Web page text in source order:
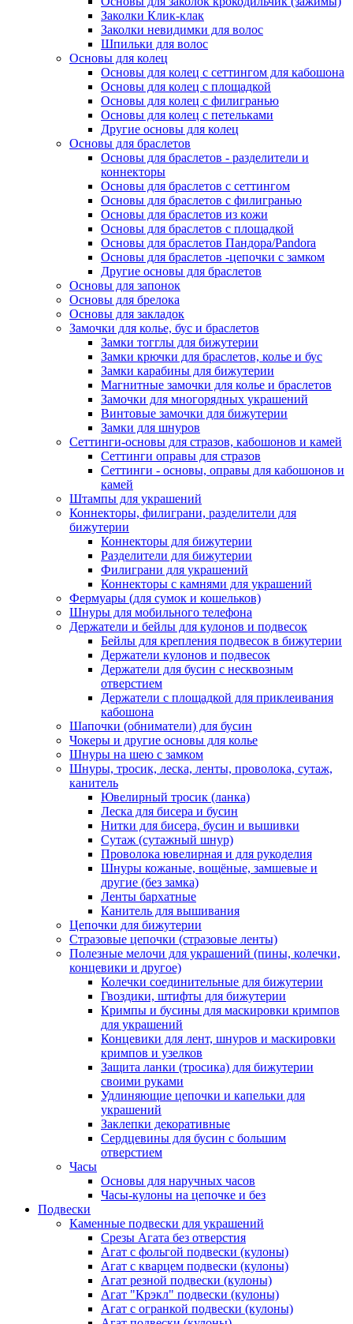
Заколки Клик-клак
Заколки невидимки для волос
Шпильки для волос
Основы для колец
Основы для колец с сеттингом для кабошона
Основы для колец с площадкой
Основы для колец с филигранью
Основы для колец с петельками
Другие основы для колец
Основы для браслетов
Основы для браслетов - разделители и
коннекторы
Основы для браслетов с сеттингом
Основы для браслетов с филигранью
Основы для браслетов из кожи
Основы для браслетов с площадкой
Основы для браслетов Пандора/Pandora
Основы для браслетов -цепочки с замком
Другие основы для браслетов
Основы для запонок
Основы для брелока
Основы для закладок
Замочки для колье, бус и браслетов
Замки тогглы для бижутерии
Замки крючки для браслетов, колье и бус
Замки карабины для бижутерии
Магнитные замочки для колье и браслетов
Замочки для многорядных украшений
Винтовые замочки для бижутерии
Замки для шнуров
Сеттинги-основы для стразов, кабошонов и камей
Сеттинги оправы для стразов
Сеттинги - основы, оправы для кабошонов и
камей
Штампы для украшений
Коннекторы, филиграни, разделители для
бижутерии
Коннекторы для бижутерии
Разделители для бижутерии
Филиграни для украшений
Коннекторы с камнями для украшений
Фермуары (для сумок и кошельков)
Шнуры для мобильного телефона
Держатели и бейлы для кулонов и подвесок
Бейлы для крепления подвесок в бижутерии
Держатели кулонов и подвесок
Держатели для бусин с несквозным
отверстием
Держатели с площадкой для приклеивания
кабошона
Шапочки (обниматели) для бусин
Чокеры и другие основы для колье
Шнуры на шею с замком
Шнуры, тросик, леска, ленты, проволока, сутаж,
канитель
Ювелирный тросик (ланка)
Леска для бисера и бусин
Нитки для бисера, бусин и вышивки
Сутаж (сутажный шнур)
Проволока ювелирная и для рукоделия
Шнуры кожаные, вощёные, замшевые и
другие (без замка)
Ленты бархатные
Канитель для вышивания
Цепочки для бижутерии
Стразовые цепочки (стразовые ленты)
Полезные мелочи для украшений (пины, колечки,
концевики и другое)
Колечки соединительные для бижутерии
Гвоздики, штифты для бижутерии
Кримпы и бусины для маскировки кримпов
для украшений
Концевики для лент, шнуров и маскировки
кримпов и узелков
Защита ланки (тросика) для бижутерии
своими руками
Удлиняющие цепочки и капельки для
украшений
Заклепки декоративные
Сердцевины для бусин с большим
отверстием
Часы
Основы для наручных часов
Часы-кулоны на цепочке и без
Подвески
Каменные подвески для украшений
Срезы Агата без отверстия
Агат с фольгой подвески (кулоны)
Агат с кварцем подвески (кулоны)
Агат резной подвески (кулоны)
Агат "Крэкл" подвески (кулоны)
Агат с огранкой подвески (кулоны)